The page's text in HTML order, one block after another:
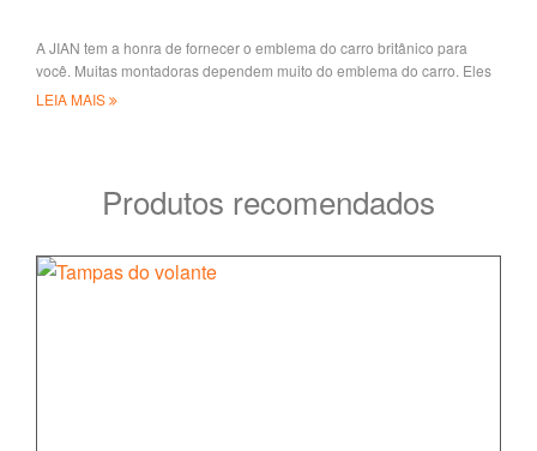
A JIAN tem a honra de fornecer o emblema do carro britânico para
você. Muitas montadoras dependem muito do emblema do carro. Eles
trabalham duro para fazer
LEIA MAIS
Produtos recomendados